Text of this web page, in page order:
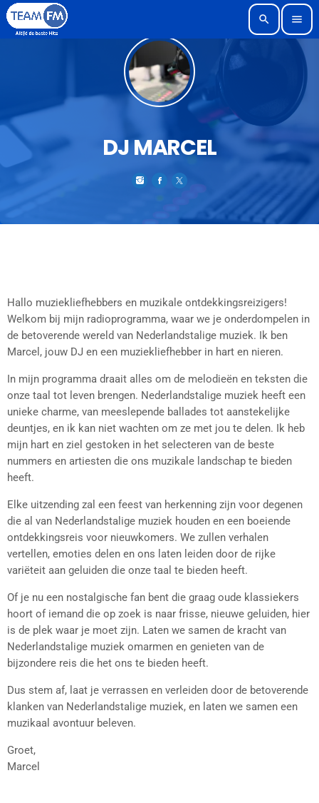
search menu
DJ MARCEL
Hallo muziekliefhebbers en muzikale ontdekkingsreizigers!
Welkom bij mijn radioprogramma, waar we je onderdompelen in
de betoverende wereld van Nederlandstalige muziek. Ik ben
Marcel, jouw DJ en een muziekliefhebber in hart en nieren.
In mijn programma draait alles om de melodieën en teksten die
onze taal tot leven brengen. Nederlandstalige muziek heeft een
unieke charme, van meeslepende ballades tot aanstekelijke
deuntjes, en ik kan niet wachten om ze met jou te delen. Ik heb
mijn hart en ziel gestoken in het selecteren van de beste
nummers en artiesten die ons muzikale landschap te bieden
heeft.
Elke uitzending zal een feest van herkenning zijn voor degenen
die al van Nederlandstalige muziek houden en een boeiende
ontdekkingsreis voor nieuwkomers. We zullen verhalen
vertellen, emoties delen en ons laten leiden door de rijke
variëteit aan geluiden die onze taal te bieden heeft.
Of je nu een nostalgische fan bent die graag oude klassiekers
hoort of iemand die op zoek is naar frisse, nieuwe geluiden, hier
is de plek waar je moet zijn. Laten we samen de kracht van
Nederlandstalige muziek omarmen en genieten van de
bijzondere reis die het ons te bieden heeft.
Dus stem af, laat je verrassen en verleiden door de betoverende
klanken van Nederlandstalige muziek, en laten we samen een
muzikaal avontuur beleven.
Groet,
Marcel